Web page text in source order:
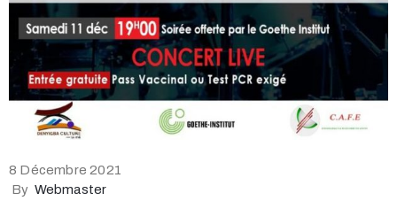
8 Décembre 2021
By Webmaster